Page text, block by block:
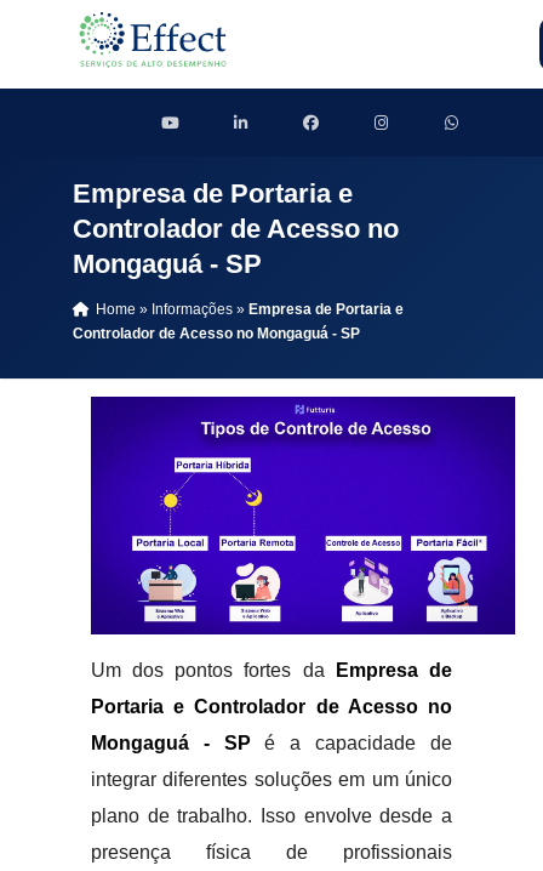
Empresa de Portaria e
Controlador de Acesso no
Mongaguá - SP
Home » Informações » Empresa de Portaria e
Controlador de Acesso no Mongaguá - SP
Um dos pontos fortes da
Empresa de
Portaria e Controlador de Acesso no
Mongaguá - SP é a capacidade de
integrar diferentes soluções em um único
plano de trabalho. Isso envolve desde a
presença física de profissionais